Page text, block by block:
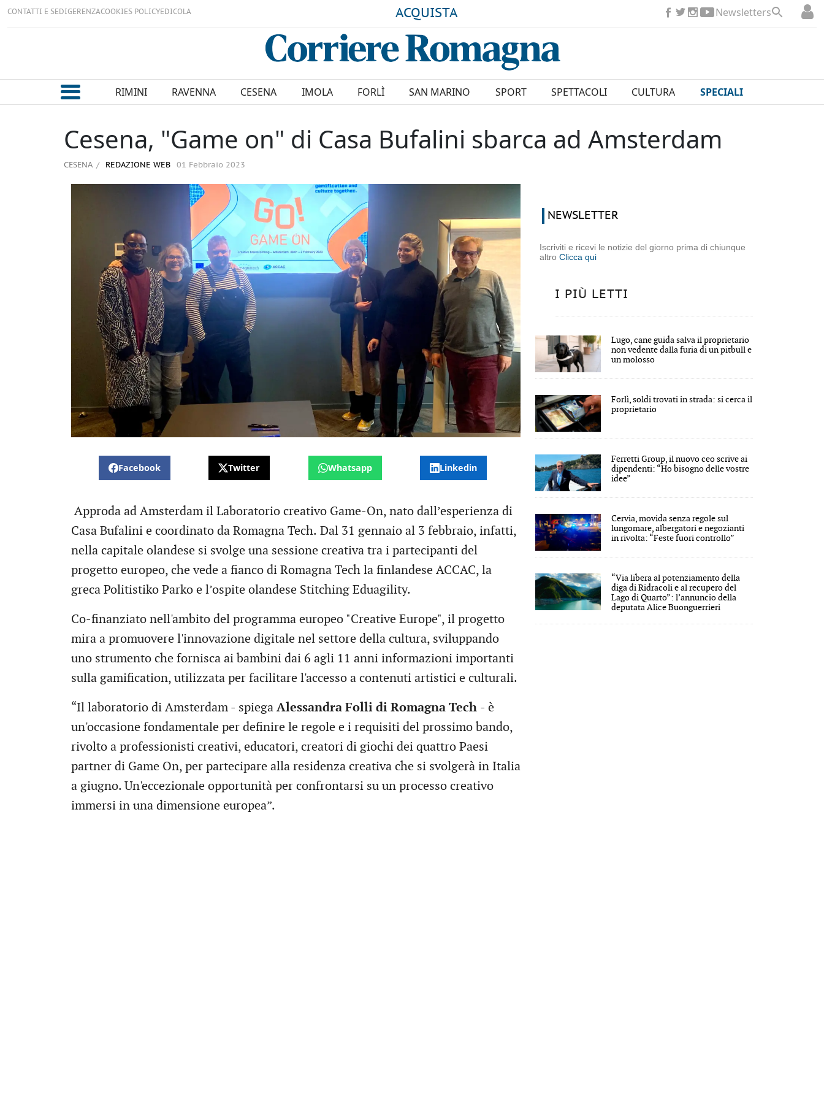
CONTATTI E SEDIGERENZACOOKIES POLICYEDICOLA ACQUISTA Newsletters
RIMINI RAVENNA CESENA IMOLA FORLÌ SAN MARINO SPORT SPETTACOLI CULTURA SPECIALI
Cesena, "Game on" di Casa Bufalini sbarca ad Amsterdam
CESENA REDAZIONE WEB 01 Febbraio 2023
Facebook Twitter Whatsapp Linkedin
Approda ad Amsterdam il Laboratorio creativo Game-On, nato dall’esperienza di
Casa Bufalini e coordinato da Romagna Tech. Dal 31 gennaio al 3 febbraio, infatti,
nella capitale olandese si svolge una sessione creativa tra i partecipanti del
progetto europeo, che vede a fianco di Romagna Tech la finlandese ACCAC, la
greca Politistiko Parko e l’ospite olandese Stitching Eduagility.
Co-finanziato nell'ambito del programma europeo "Creative Europe", il progetto
mira a promuovere l'innovazione digitale nel settore della cultura, sviluppando
uno strumento che fornisca ai bambini dai 6 agli 11 anni informazioni importanti
sulla gamification, utilizzata per facilitare l'accesso a contenuti artistici e culturali.
“Il laboratorio di Amsterdam - spiega Alessandra Folli di Romagna Tech - è
un'occasione fondamentale per definire le regole e i requisiti del prossimo bando,
rivolto a professionisti creativi, educatori, creatori di giochi dei quattro Paesi
partner di Game On, per partecipare alla residenza creativa che si svolgerà in Italia
a giugno. Un'eccezionale opportunità per confrontarsi su un processo creativo
immersi in una dimensione europea”.
NEWSLETTER
Iscriviti e ricevi le notizie del giorno prima di chiunque
altroClicca qui
I PIÙ LETTI
Lugo, cane guida salva il proprietario
non vedente dalla furia di un pitbull e
un molosso
Forlì, soldi trovati in strada: si cerca il
proprietario
Ferretti Group, il nuovo ceo scrive ai
dipendenti: “Ho bisogno delle vostre
idee”
Cervia, movida senza regole sul
lungomare, albergatori e negozianti
in rivolta: “Feste fuori controllo”
“Via libera al potenziamento della
diga di Ridracoli e al recupero del
Lago di Quarto”: l’annuncio della
deputata Alice Buonguerrieri